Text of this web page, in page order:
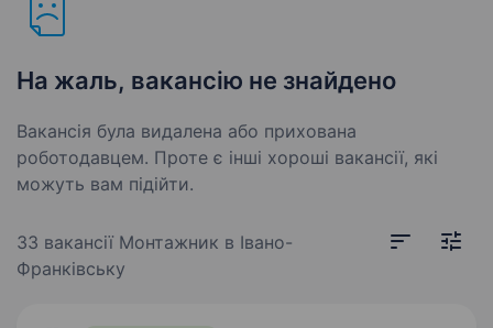
На жаль, вакансію не знайдено
Вакансія була видалена або прихована
роботодавцем. Проте є інші хороші вакансії, які
можуть вам підійти.
33 вакансії Монтажник в Івано-
Франківську